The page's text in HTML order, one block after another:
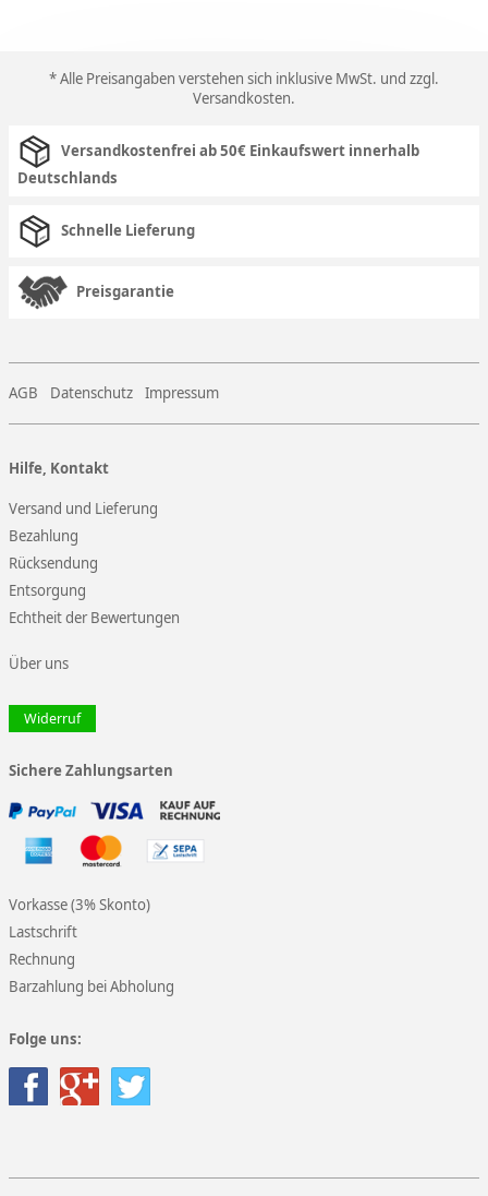
* Alle Preisangaben verstehen sich inklusive MwSt. und zzgl.
Versandkosten.
Versandkostenfrei ab 50€ Einkaufswert innerhalb
Deutschlands
Schnelle Lieferung
Preisgarantie
AGB Datenschutz Impressum
Hilfe, Kontakt
Versand und Lieferung
Bezahlung
Rücksendung
Entsorgung
Echtheit der Bewertungen
Über uns
Widerruf
Sichere Zahlungsarten
Vorkasse (3% Skonto)
Lastschrift
Rechnung
Barzahlung bei Abholung
Folge uns: